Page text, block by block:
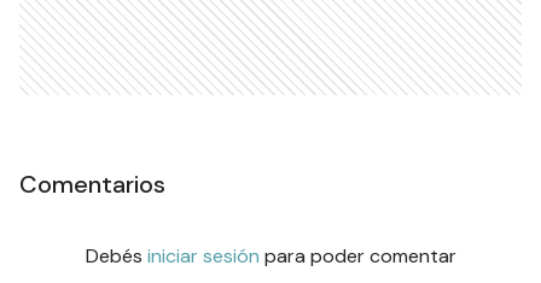
Comentarios
Debés iniciar sesión para poder comentar